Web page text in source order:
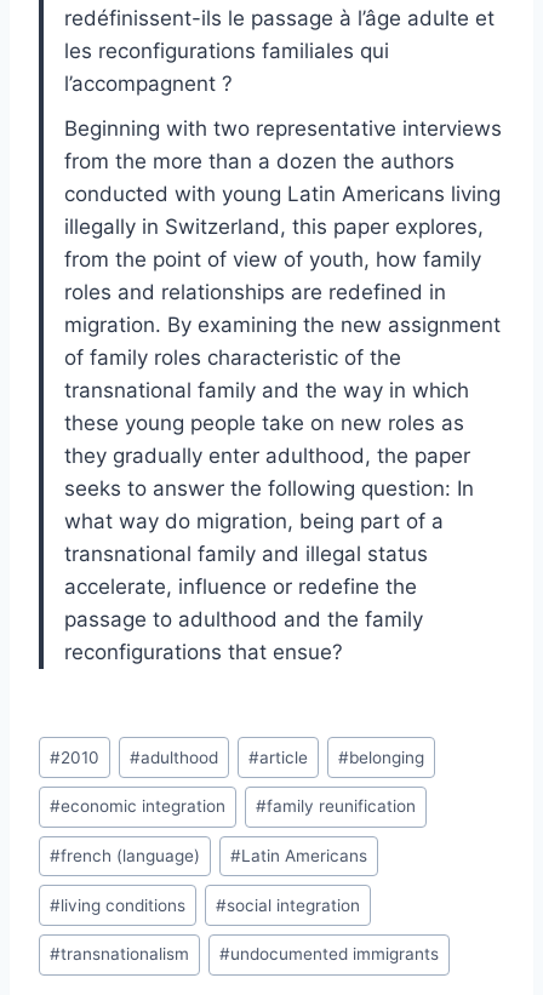
redéfinissent-ils le passage à l’âge adulte et
les reconfigurations familiales qui
l’accompagnent ?
Beginning with two representative interviews
from the more than a dozen the authors
conducted with young Latin Americans living
illegally in Switzerland, this paper explores,
from the point of view of youth, how family
roles and relationships are redefined in
migration. By examining the new assignment
of family roles characteristic of the
transnational family and the way in which
these young people take on new roles as
they gradually enter adulthood, the paper
seeks to answer the following question: In
what way do migration, being part of a
transnational family and illegal status
accelerate, influence or redefine the
passage to adulthood and the family
reconfigurations that ensue?
Post
Tags:
#2010 #adulthood #article #belonging
#economic integration #family reunification
#french (language) #Latin Americans
#living conditions #social integration
#transnationalism #undocumented immigrants